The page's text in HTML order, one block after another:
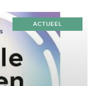
ACTUEEL